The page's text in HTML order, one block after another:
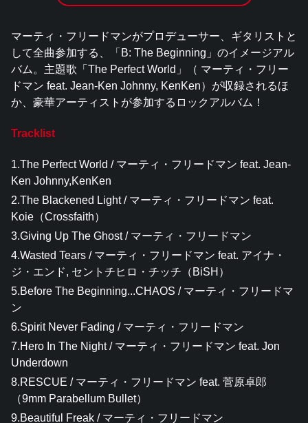
マーティ・フリードマンがプロデューサー、ギタリストと
して全曲参加する、「B: The Beginning」のイメージアル
バム。主題歌「The Perfect World」（ マーティ・フリー
ドマン feat. Jean-Ken Johnny, KenKen）が収録されるほ
か、豪華アーティストが参加するロックアルバム！
Tracklist
1.The Perfect World / マーティ・フリードマン feat. Jean-
Ken Johnny,KenKen
2.The Blackened Light / マーティ・フリードマン feat.
Koie（Crossfaith）
3.Giving Up The Ghost / マーティ・フリードマン
4.Wasted Tears / マーティ・フリードマン feat. アイナ・
ジ・エンド, セントチヒロ・チッチ（BiSH）
5.Before The Beginning...CHAOS / マーティ・フリードマ
ン
6.Spirit Never Fading / マーティ・フリードマン
7.Hero In The Night / マーティ・フリードマン feat. Jon
Underdown
8.RESCUE / マーティ・フリードマン feat. 菅原卓郎
（9mm Parabellum Bullet）
9.Beautiful Freak / マーティ・フリードマン